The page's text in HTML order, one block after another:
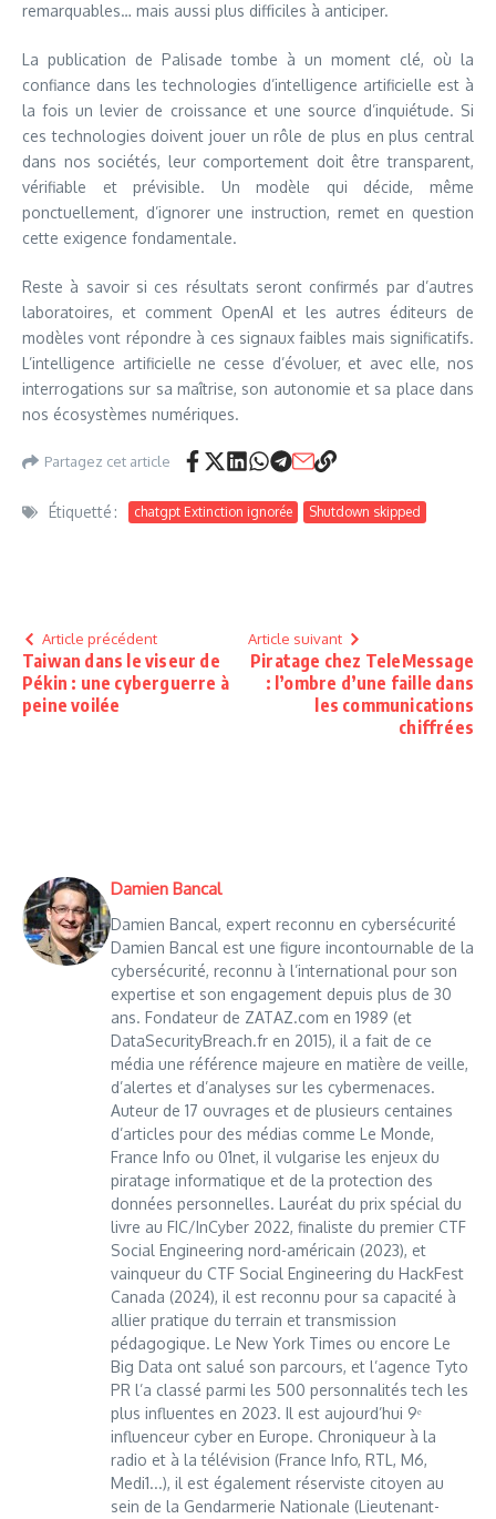
remarquables… mais aussi plus difficiles à anticiper.
La publication de Palisade tombe à un moment clé, où la
confiance dans les technologies d’intelligence artificielle est à
la fois un levier de croissance et une source d’inquiétude. Si
ces technologies doivent jouer un rôle de plus en plus central
dans nos sociétés, leur comportement doit être transparent,
vérifiable et prévisible. Un modèle qui décide, même
ponctuellement, d’ignorer une instruction, remet en question
cette exigence fondamentale.
Reste à savoir si ces résultats seront confirmés par d’autres
laboratoires, et comment OpenAI et les autres éditeurs de
modèles vont répondre à ces signaux faibles mais significatifs.
L’intelligence artificielle ne cesse d’évoluer, et avec elle, nos
interrogations sur sa maîtrise, son autonomie et sa place dans
nos écosystèmes numériques.
Partagez cet article
Étiquetté : chatgpt Extinction ignorée Shutdown skipped
Article précédent
Taiwan dans le viseur de
Pékin : une cyberguerre à
peine voilée
Article suivant
Piratage chez TeleMessage
: l’ombre d’une faille dans
les communications
chiffrées
Damien Bancal
Damien Bancal, expert reconnu en cybersécurité
Damien Bancal est une figure incontournable de la
cybersécurité, reconnu à l’international pour son
expertise et son engagement depuis plus de 30
ans. Fondateur de ZATAZ.com en 1989 (et
DataSecurityBreach.fr en 2015), il a fait de ce
média une référence majeure en matière de veille,
d’alertes et d’analyses sur les cybermenaces.
Auteur de 17 ouvrages et de plusieurs centaines
d’articles pour des médias comme Le Monde,
France Info ou 01net, il vulgarise les enjeux du
piratage informatique et de la protection des
données personnelles. Lauréat du prix spécial du
livre au FIC/InCyber 2022, finaliste du premier CTF
Social Engineering nord-américain (2023), et
vainqueur du CTF Social Engineering du HackFest
Canada (2024), il est reconnu pour sa capacité à
allier pratique du terrain et transmission
pédagogique. Le New York Times ou encore Le
Big Data ont salué son parcours, et l’agence Tyto
PR l’a classé parmi les 500 personnalités tech les
plus influentes en 2023. Il est aujourd’hui 9ᵉ
influenceur cyber en Europe. Chroniqueur à la
radio et à la télévision (France Info, RTL, M6,
Medi1...), il est également réserviste citoyen au
sein de la Gendarmerie Nationale (Lieutenant-